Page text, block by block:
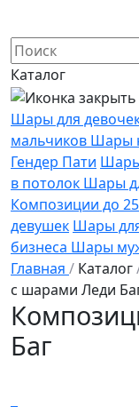
Каталог
Шары для
мальчиков Шары
Гендер Пати
в потолок Шары
Композиции до
девушек Шары
бизнеса Шары
Главная / Каталог
с шарами Леди
Баг